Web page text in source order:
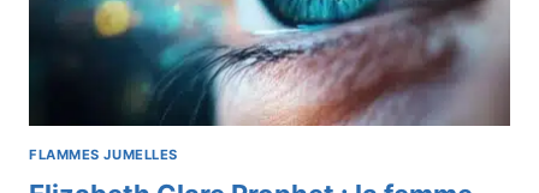
FLAMMES JUMELLES